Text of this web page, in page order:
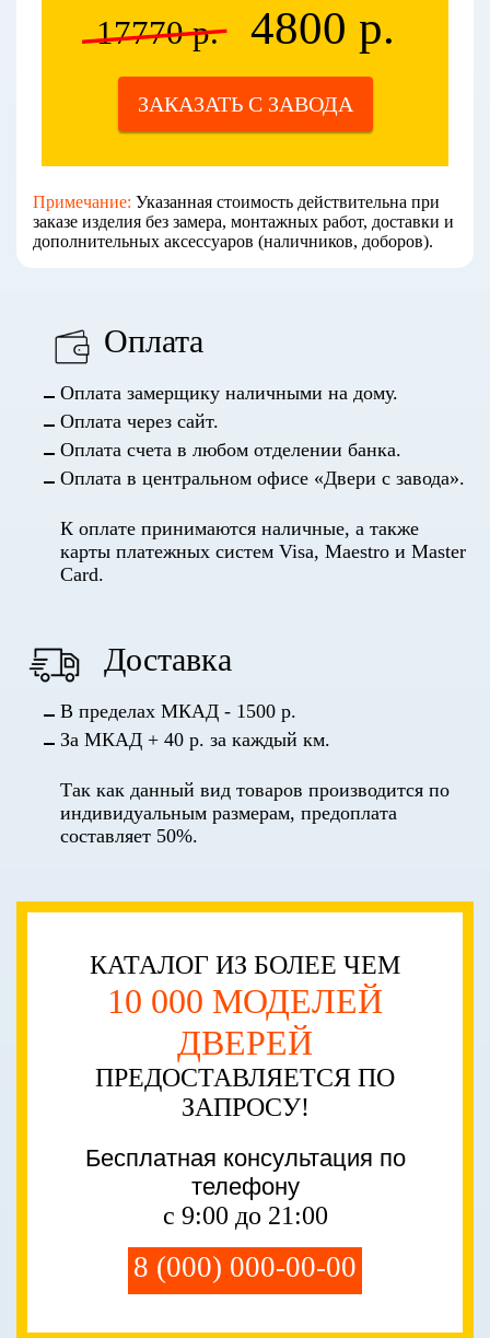
17770 р. 4800 р.
ЗАКАЗАТЬ С ЗАВОДА
Примечание: Указанная стоимость действительна при
заказе изделия без замера, монтажных работ, доставки и
дополнительных аксессуаров (наличников, доборов).
Оплата
Оплата замерщику наличными на дому.
Оплата через сайт.
Оплата счета в любом отделении банка.
Оплата в центральном офисе «Двери с завода».
К оплате принимаются наличные, а также
карты платежных систем Visa, Maestro и Master
Card.
Доставка
В пределах МКАД - 1500 р.
За МКАД + 40 р. за каждый км.
Так как данный вид товаров производится по
индивидуальным размерам, предоплата
составляет 50%.
КАТАЛОГ ИЗ БОЛЕЕ ЧЕМ
10 000 МОДЕЛЕЙ
ДВЕРЕЙ
ПРЕДОСТАВЛЯЕТСЯ ПО
ЗАПРОСУ!
Бесплатная консультация по
телефону
с 9:00 до 21:00
8 (000) 000-00-00